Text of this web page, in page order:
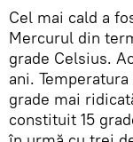
Cel mai cald a
Mercurul din
grade Celsius.
ani.
grade mai
constituit 15